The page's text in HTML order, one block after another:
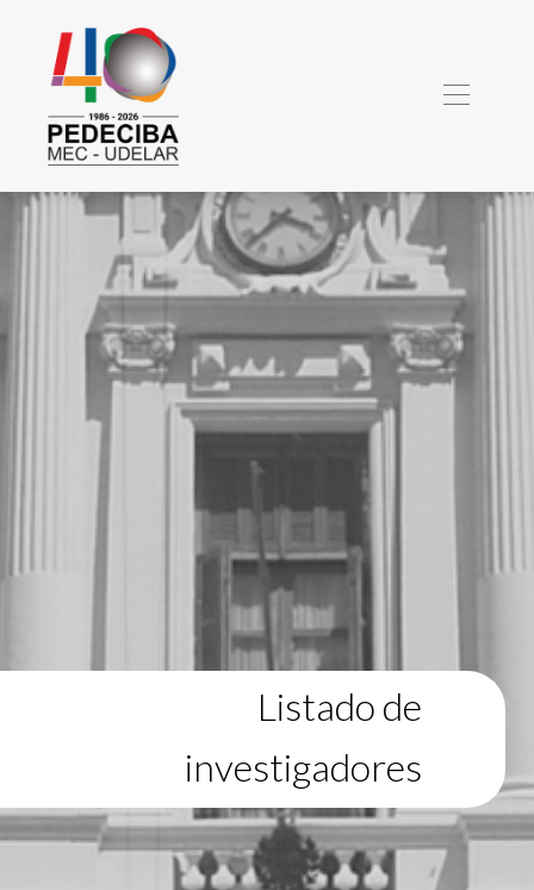
Listado de
investigadores